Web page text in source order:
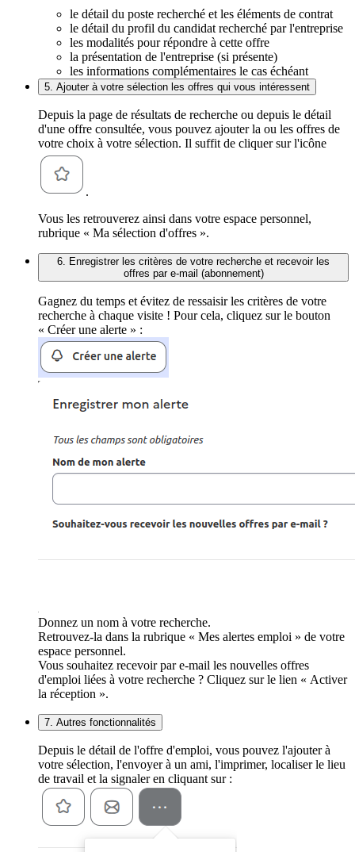
le détail du poste recherché et les éléments de contrat
le détail du profil du candidat recherché par l'entreprise
les modalités pour répondre à cette offre
la présentation de l'entreprise (si présente)
les informations complémentaires le cas échéant
5. Ajouter à votre sélection les offres qui vous intéressent
Depuis la page de résultats de recherche ou depuis le détail
d'une offre consultée, vous pouvez ajouter la ou les offres de
votre choix à votre sélection. Il suffit de cliquer sur l'icône
.
Vous les retrouverez ainsi dans votre espace personnel,
rubrique « Ma sélection d'offres ».
6. Enregistrer les critères de votre recherche et recevoir les
offres par e-mail (abonnement)
Gagnez du temps et évitez de ressaisir les critères de votre
recherche à chaque visite ! Pour cela, cliquez sur le bouton
« Créer une alerte » :
Donnez un nom à votre recherche.
Retrouvez-la dans la rubrique « Mes alertes emploi » de votre
espace personnel.
Vous souhaitez recevoir par e-mail les nouvelles offres
d'emploi liées à votre recherche ? Cliquez sur le lien « Activer
la réception ».
7. Autres fonctionnalités
Depuis le détail de l'offre d'emploi, vous pouvez l'ajouter à
votre sélection, l'envoyer à un ami, l'imprimer, localiser le lieu
de travail et la signaler en cliquant sur :